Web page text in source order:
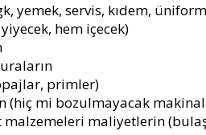
yemek, servis, kıdem,
hem içecek)
primler)
(hiç mi bozulmayacak
maliyetlerin